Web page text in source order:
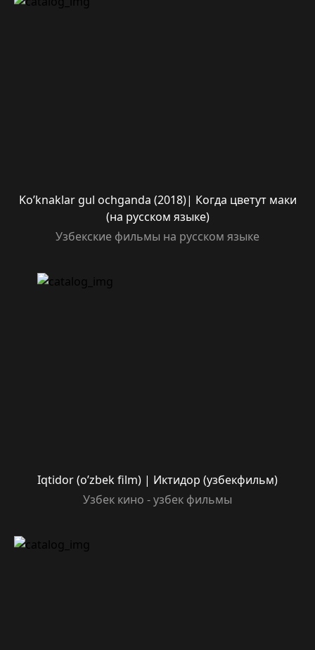
Ko’knaklar gul ochganda (2018)| Когда цветут маки
(на русском языке)
Узбекские фильмы на русском языке
Iqtidor (o’zbek film) | Иктидор (узбекфильм)
Узбек кино - узбек фильмы